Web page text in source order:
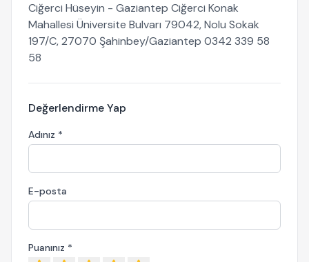
Ciğerci Hüseyin - Gaziantep Ciğerci Konak
Mahallesi Üniversite Bulvarı 79042, Nolu Sokak
197/C, 27070 Şahinbey/Gaziantep 0342 339 58
58
Değerlendirme Yap
Adınız *
E-posta
Puanınız *